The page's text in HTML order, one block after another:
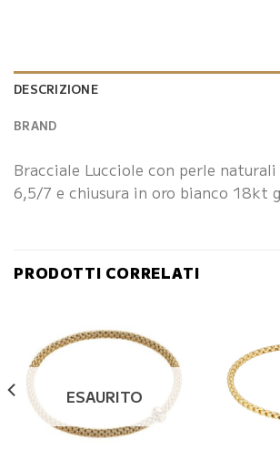
DESCRIZIONE
BRAND
Bracciale Lucciole con perle
6,5/7 e chiusura in oro bianco 18kt
PRODOTTI CORRELATI
ESAURITO